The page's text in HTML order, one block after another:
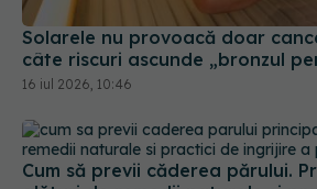
Cum să previi căderea părului.
alături de remedii naturale și
a părului
21 dec 2024, 19:30